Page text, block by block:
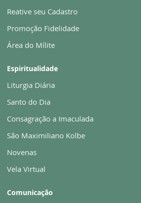
Reative seu Cadastro
Promoção Fidelidade
Área do Mílite
Espiritualidade
Liturgia Diária
Santo do Dia
Consagração a Imaculada
São Maximiliano Kolbe
Novenas
Vela Virtual
Comunicação